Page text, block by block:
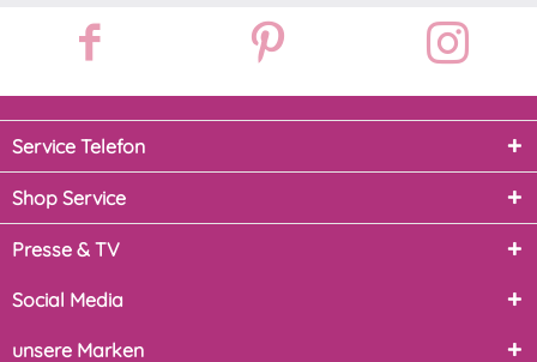
Service Telefon
Shop Service
Presse & TV
Social Media
unsere Marken